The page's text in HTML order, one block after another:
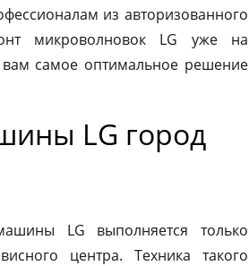
из авторизованного
микроволновок LG уже на
самое оптимальное решение
LG город
LG выполняется только
центра. Техника такого